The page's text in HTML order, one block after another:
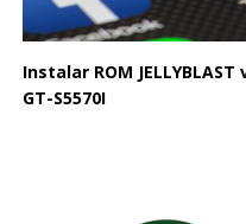
Instalar ROM
GT-S5570I